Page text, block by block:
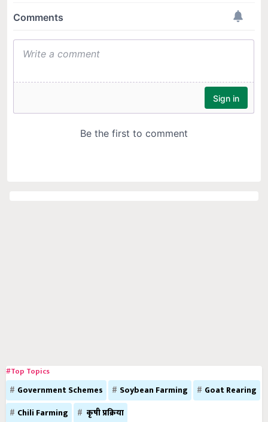
#Top Topics
Government Schemes Soybean Farming
Goat Rearing
Chili Farming
कृषी प्रक्रिया